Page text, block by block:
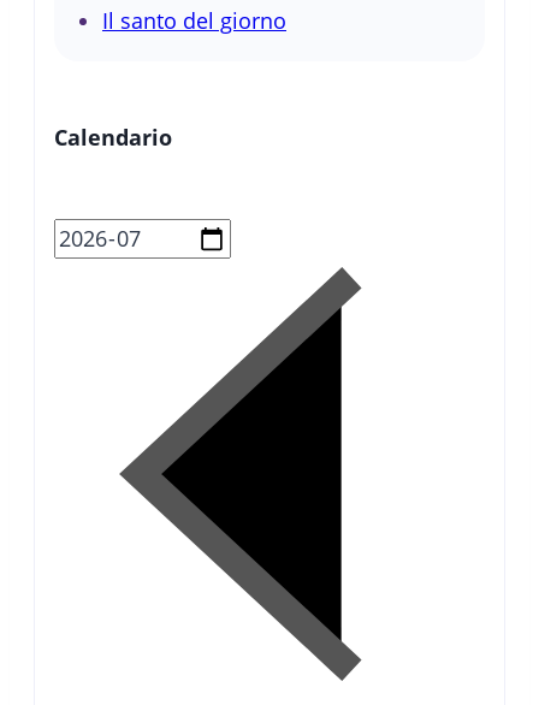
Il santo del giorno
Calendario